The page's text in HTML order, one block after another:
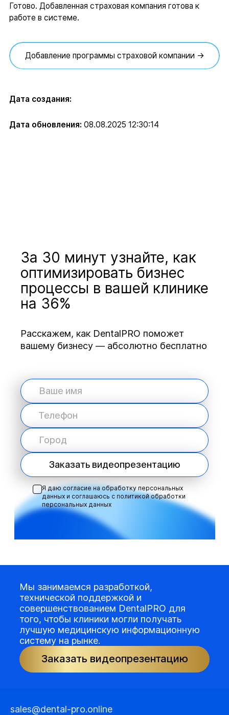
Готово. Добавленная страховая компания готова к
работе в системе.
Добавление программы страховой компании →
Дата создания:
Дата обновления: 08.08.2025 12:30:14
За 30 минут узнайте, как
оптимизировать бизнес
процессы в вашей клинике
на 36%
Расскажем, как DentalPRO поможет
вашему бизнесу — абсолютно бесплатно
Заказать видеопрезентацию
Я даю согласие на обработку персональных
данных и соглашаюсь с политикой обработки
персональных данных
Мы занимаемся разработкой,
технической поддержкой и
совершенствованием DentalPRO для
того, чтобы клиники могли получать
лучшую медицинскую информационную
систему на рынке.
Заказать видеопрезентацию
sales@dental-pro.online